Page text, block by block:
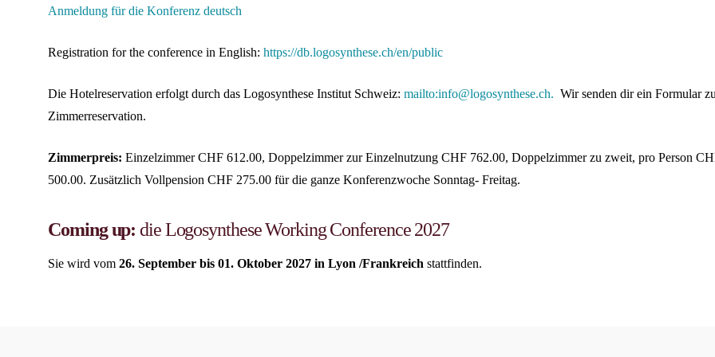
Anmeldung für die Konferenz deutsch
Registration for the conference in English:https://db.logosynthese.ch/en/public
Die Hotelreservation erfolgt durch das Logosynthese Institut Schweiz:mailto:info@logosynthese.ch.Wir senden dir ein Formular
Zimmerreservation.
Zimmerpreis: Einzelzimmer CHF 612.00, Doppelzimmer zur Einzelnutzung CHF 762.00, Doppelzimmer zu zweit, pro Person
500.00. Zusätzlich Vollpension CHF 275.00 für die ganze Konferenzwoche Sonntag- Freitag.
Coming up: die Logosynthese Working Conference 2027
Sie wird vom26. September bis 01. Oktober 2027 in Lyon /Frankreich stattfinden.